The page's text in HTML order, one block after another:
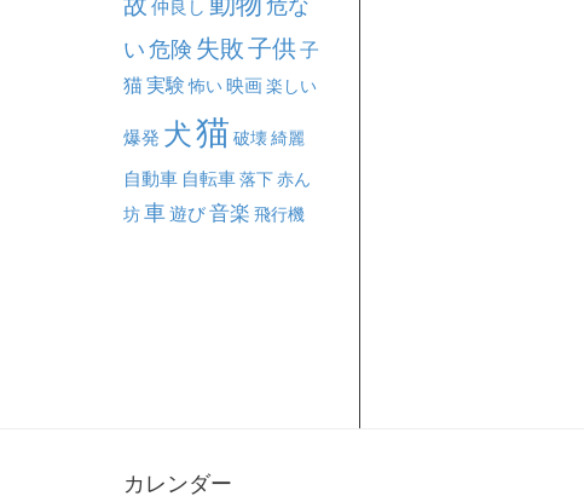
仲良し
危な
い 危険 失敗子供子
猫実験 怖い映画楽しい
爆発 犬猫 破壊綺麗
自動車 自転車落下赤ん
坊車遊び音楽 飛行機
カレンダー